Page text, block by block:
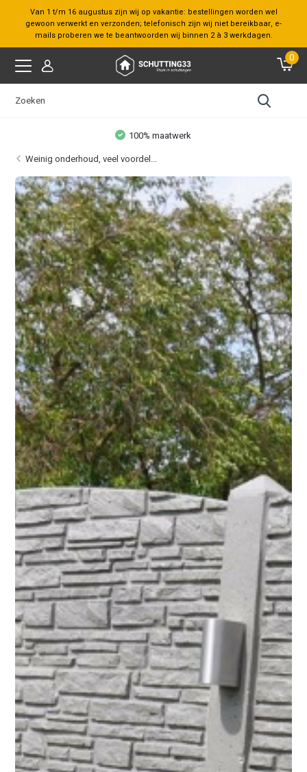
Van 1 t/m 16 augustus zijn wij op vakantie: bestellingen worden wel
gewoon verwerkt en verzonden; telefonisch zijn wij niet bereikbaar, e-
mails proberen we te beantwoorden wij binnen 2 à 3 werkdagen.
0
100% maatwerk
Weinig onderhoud, veel voordel...